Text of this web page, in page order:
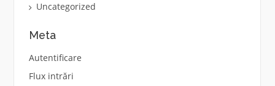
Uncategorized
Meta
Autentificare
Flux intrări